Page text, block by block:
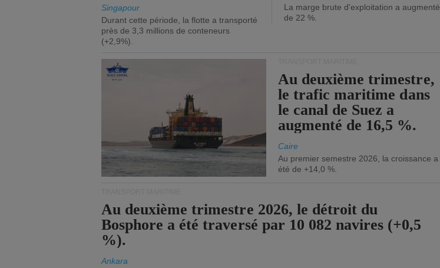
Singapour
Durant cette période, la flotte a transporté
près de 3,3 millions de conteneurs
(+2,9%).
La marge brute d'exploitation a augmenté
de 22 %.
Au deuxième trimestre,
le trafic maritime dans
le canal de Suez a
augmenté de 16,5 %.
Caire
Au premier semestre 2026, la croissance a
été de +14,0 %.
Au deuxième trimestre 2026, le détroit du
Bosphore a été traversé par 10 082 navires (+0,5
%).
Ankara